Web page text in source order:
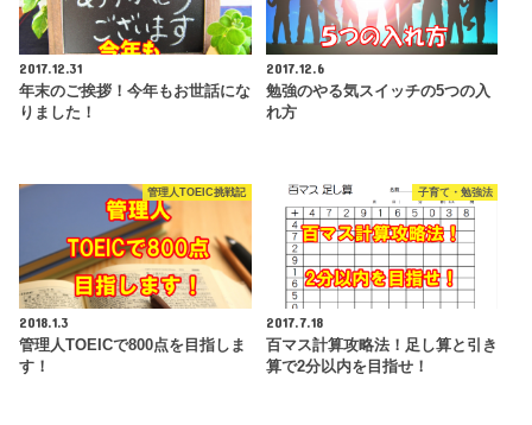
2017.12.31
年末のご挨拶！今年もお世話にな
りました！
2017.12.6
勉強のやる気スイッチの5つの入
れ方
管理人TOEIC挑戦記
2018.1.3
管理人TOEICで800点を目指しま
す！
子育て・勉強法
2017.7.18
百マス計算攻略法！足し算と引き
算で2分以内を目指せ！